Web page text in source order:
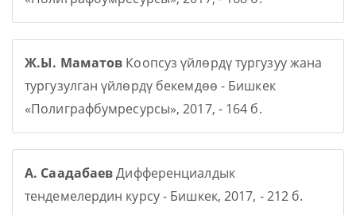
Ж.Ы. Маматов Коопсуз үйлөрдү тургузуу жана
тургузулган үйлөрдү бекемдөө - Бишкек
«Полиграфбумресурсы», 2017, - 164 б.
А. СаадабаевДифференциалдык
тендемелердин курсу - Бишкек, 2017, - 212 б.